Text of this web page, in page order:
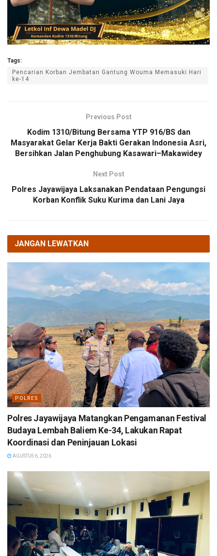
Tags:
Pencarian Korban Jembatan Gantung Wouma Memasuki Hari
ke-14
Previous Post
Kodim 1310/Bitung Bersama YTP 916/BS dan
Masyarakat Gelar Kerja Bakti Gerakan Indonesia Asri,
Bersihkan Jalan Penghubung Kasawari–Makawidey
Next Post
Polres Jayawijaya Laksanakan Pendataan Pengungsi
Korban Konflik Suku Kurima dan Lani Jaya
JANGAN LEWATKAN
POLRES
Polres Jayawijaya Matangkan Pengamanan Festival
Budaya Lembah Baliem Ke-34, Lakukan Rapat
Koordinasi dan Peninjauan Lokasi
AGUSTUS 6, 2026